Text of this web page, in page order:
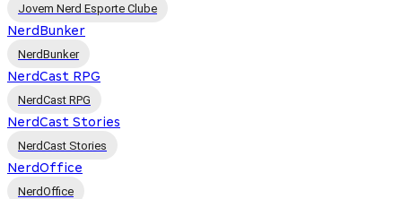
Jovem Nerd Esporte Clube
NerdBunker
NerdBunker
NerdCast RPG
NerdCast RPG
NerdCast Stories
NerdCast Stories
NerdOffice
NerdOffice